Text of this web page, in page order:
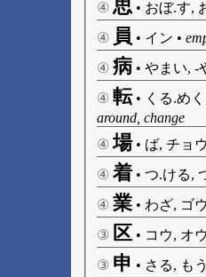
④ 思 • おぼ.す,
④ 員 • イン •
④ 病 • やまい, -
④ 転• くる.め
around, change
④ 場• ば, チョ
④ 着 • つ.ける,
④ 業 • わざ, ゴ
③ 区 • コウ, オ
③ 申 • さる, も